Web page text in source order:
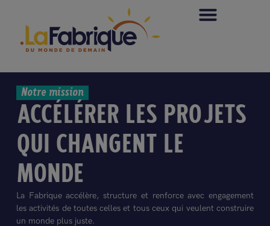
Notre mission
ACCÉLÉRER LES PROJETS
QUI CHANGENT LE
MONDE
La Fabrique accélère, structure et renforce avec engagement
les activités de toutes celles et tous ceux qui veulent construire
un monde plus juste.